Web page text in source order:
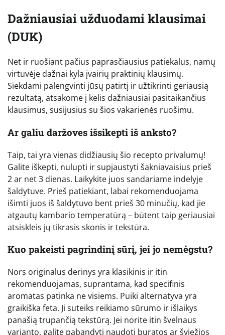
Dažniausiai užduodami klausimai
(DUK)
Net ir ruošiant pačius paprasčiausius patiekalus, namų
virtuvėje dažnai kyla įvairių praktinių klausimų.
Siekdami palengvinti jūsų patirtį ir užtikrinti geriausią
rezultatą, atsakome į kelis dažniausiai pasitaikančius
klausimus, susijusius su šios vakarienės ruošimu.
Ar galiu daržoves išsikepti iš anksto?
Taip, tai yra vienas didžiausių šio recepto privalumų!
Galite iškepti, nulupti ir supjaustyti šakniavaisius prieš
2 ar net 3 dienas. Laikykite juos sandariame indelyje
šaldytuve. Prieš patiekiant, labai rekomenduojama
išimti juos iš šaldytuvo bent prieš 30 minučių, kad jie
atgautų kambario temperatūrą – būtent taip geriausiai
atsiskleis jų tikrasis skonis ir tekstūra.
Kuo pakeisti pagrindinį sūrį, jei jo nemėgstu?
Nors originalus derinys yra klasikinis ir itin
rekomenduojamas, suprantama, kad specifinis
aromatas patinka ne visiems. Puiki alternatyva yra
graikiška feta. Ji suteiks reikiamo sūrumo ir išlaikys
panašią trupančią tekstūrą. Jei norite itin švelnaus
varianto, galite pabandyti naudoti buratos ar šviežios